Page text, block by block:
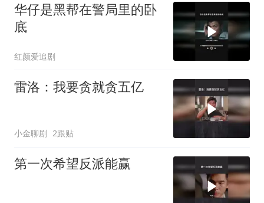
华仔是黑帮在警局里的卧
底
红颜爱追剧
雷洛：我要贪就贪五亿
小金聊剧 2跟贴
第一次希望反派能赢